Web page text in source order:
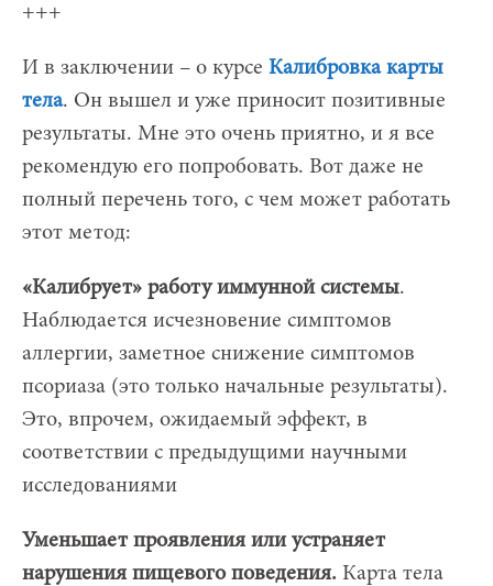
+++
И в заключении – о курсе Калибровка карты
тела. Он вышел и уже приносит позитивные
результаты. Мне это очень приятно, и я все
рекомендую его попробовать. Вот даже не
полный перечень того, с чем может работать
этот метод:
«Калибрует» работу иммунной системы.
Наблюдается исчезновение симптомов
аллергии, заметное снижение симптомов
псориаза (это только начальные результаты).
Это, впрочем, ожидаемый эффект, в
соответствии с предыдущими научными
исследованиями
Уменьшает проявления или устраняет
нарушения пищевого поведения. Карта тела